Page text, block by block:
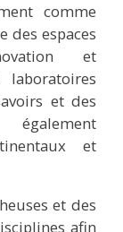
comme
des espaces
et
et des
et
et des
afin